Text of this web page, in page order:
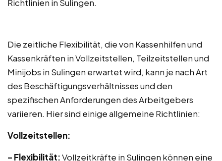
Richtlinien in Sulingen.
Die zeitliche Flexibilität, die von Kassenhilfen und
Kassenkräften in Vollzeitstellen, Teilzeitstellen und
Minijobs in Sulingen erwartet wird, kann je nach Art
des Beschäftigungsverhältnisses und den
spezifischen Anforderungen des Arbeitgebers
variieren. Hier sind einige allgemeine Richtlinien:
Vollzeitstellen:
– Flexibilität:Vollzeitkräfte in Sulingen können eine